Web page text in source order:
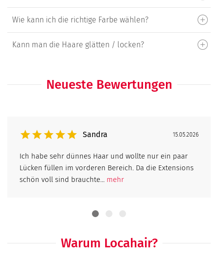
Wie kann ich die richtige Farbe wählen?
Kann man die Haare glätten / locken?
Neueste Bewertungen
Sandra 15.05.2026
Ich habe sehr dünnes Haar und wollte nur ein paar
Lücken füllen im vorderen Bereich. Da die Extensions
schön voll sind brauchte... mehr
Warum Locahair?